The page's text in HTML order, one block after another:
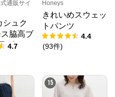
通販サイ
シュク
脇高ブ
ブラジ
4.7
Honeys
きれいめスウェッ
トパンツ
4.4
(93件)
15